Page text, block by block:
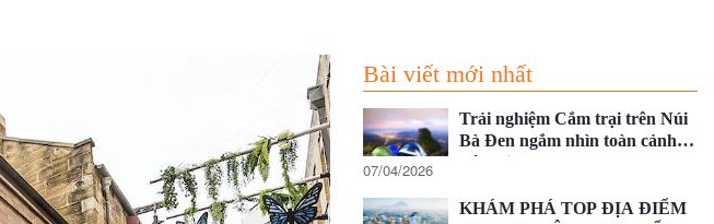
Bài viết mới nhất
Trải nghiệm Cắm trại trên Núi
Bà Đen ngắm nhìn toàn cảnh
Tây Ninh
07/04/2026
KHÁM PHÁ TOP ĐỊA ĐIỂM